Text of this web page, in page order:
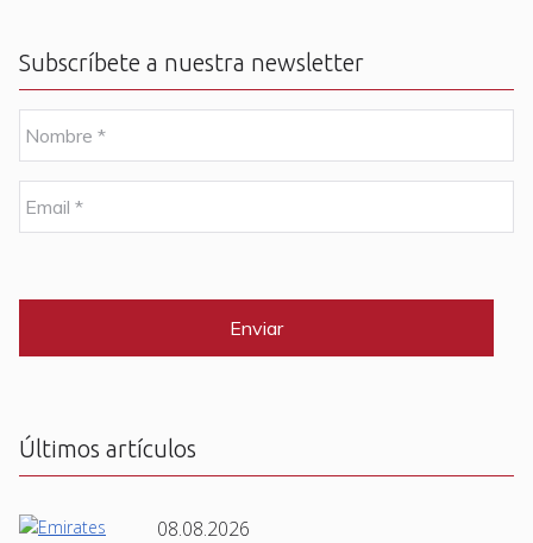
Subscríbete a nuestra newsletter
o
m
e
m
a
C
Últimos artículos
08.08.2026